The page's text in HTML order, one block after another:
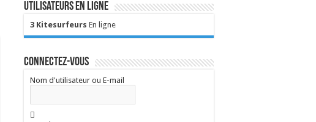
Utilisateurs en ligne
3 Kitesurfeurs En ligne
Connectez-vous
Nom d'utilisateur ou E-mail